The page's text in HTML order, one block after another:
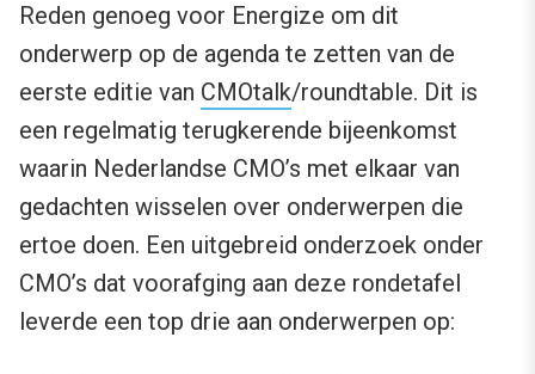
Reden genoeg voor Energize om dit
onderwerp op de agenda te zetten van de
eerste editie van CMOtalk/roundtable. Dit is
een regelmatig terugkerende bijeenkomst
waarin Nederlandse CMO’s met elkaar van
gedachten wisselen over onderwerpen die
ertoe doen. Een uitgebreid onderzoek onder
CMO’s dat voorafging aan deze rondetafel
leverde een top drie aan onderwerpen op: